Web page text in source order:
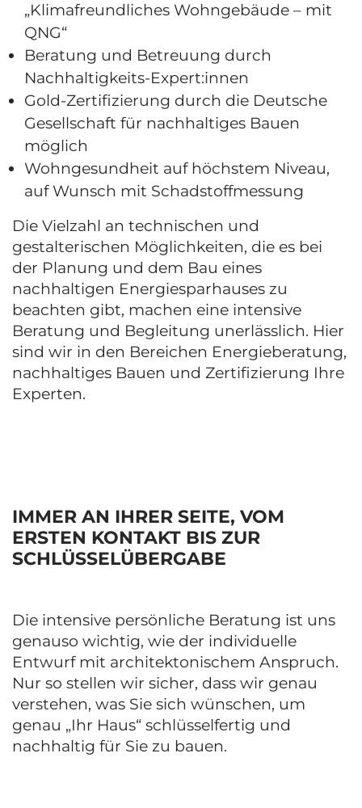
„Klimafreundliches Wohngebäude – mit
QNG“
Beratung und Betreuung durch
Nachhaltigkeits-Expert:innen
Gold-Zertifizierung durch die Deutsche
Gesellschaft für nachhaltiges Bauen
möglich
Wohngesundheit auf höchstem Niveau,
auf Wunsch mit Schadstoffmessung
Die Vielzahl an technischen und
gestalterischen Möglichkeiten, die es bei
der Planung und dem Bau eines
nachhaltigen Energiesparhauses zu
beachten gibt, machen eine intensive
Beratung und Begleitung unerlässlich. Hier
sind wir in den Bereichen Energieberatung,
nachhaltiges Bauen und Zertifizierung Ihre
Experten.
IMMER AN IHRER SEITE, VOM
ERSTEN KONTAKT BIS ZUR
SCHLÜSSELÜBERGABE
Die intensive persönliche Beratung ist uns
genauso wichtig, wie der individuelle
Entwurf mit architektonischem Anspruch.
Nur so stellen wir sicher, dass wir genau
verstehen, was Sie sich wünschen, um
genau „Ihr Haus“ schlüsselfertig und
nachhaltig für Sie zu bauen.